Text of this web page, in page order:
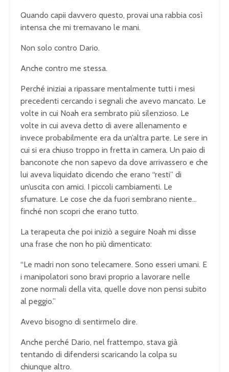
Quando capii davvero questo, provai una rabbia così
intensa che mi tremavano le mani.
Non solo contro Dario.
Anche contro me stessa.
Perché iniziai a ripassare mentalmente tutti i mesi
precedenti cercando i segnali che avevo mancato. Le
volte in cui Noah era sembrato più silenzioso. Le
volte in cui aveva detto di avere allenamento e
invece probabilmente era da un’altra parte. Le sere in
cui si era chiuso troppo in fretta in camera. Un paio di
banconote che non sapevo da dove arrivassero e che
lui aveva liquidato dicendo che erano “resti” di
un’uscita con amici. I piccoli cambiamenti. Le
sfumature. Le cose che da fuori sembrano niente…
finché non scopri che erano tutto.
La terapeuta che poi iniziò a seguire Noah mi disse
una frase che non ho più dimenticato:
“Le madri non sono telecamere. Sono esseri umani. E
i manipolatori sono bravi proprio a lavorare nelle
zone normali della vita, quelle dove non pensi subito
al peggio.”
Avevo bisogno di sentirmelo dire.
Anche perché Dario, nel frattempo, stava già
tentando di difendersi scaricando la colpa su
chiunque altro.